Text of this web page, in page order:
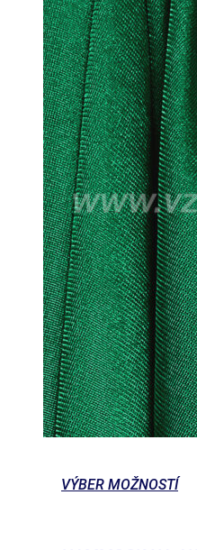
VÝBER MOŽNOSTÍ